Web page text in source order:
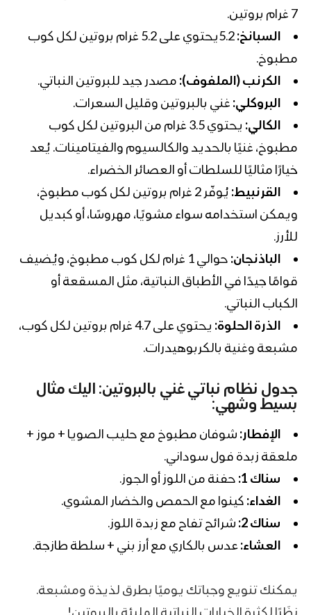
7 غرام بروتين.
السبانخ:
5.2يحتوي على 5.2 غرام بروتين لكل كوب
مطبوخ.
الكرنب (الملفوف): مصدر جيد للبروتين النباتي.
البروكلي: غني بالبروتين وقليل السعرات.
الكالي:
يحتوي 3.5 غرام من البروتين لكل كوب
مطبوخ، غنيًا بالحديد والكالسيوم والفيتامينات. يُعد
خيارًا مثاليًا للسلطات أو العصائر الخضراء.
القرنبيط:
يُوفّر 2 غرام بروتين لكل كوب مطبوخ،
ويمكن استخدامه سواء مشويًا، مهروسًا، أو كبديل
للأرز.
الباذنجان:
حوالي 1 غرام لكل كوب مطبوخ، ويُضيف
قوامًا جيدًا في الأطباق النباتية، مثل المسقعة أو
الكباب النباتي.
الذرة الحلوة:
يحتوي على 4.7 غرام بروتين لكل كوب،
مشبعة وغنية بالكربوهيدرات.
جدول نظام نباتيغني بالبروتين: اليك مثال
بسيط وشهي:
الإفطار: شوفان مطبوخ مع حليب الصويا + موز +
ملعقة زبدة فول سوداني.
سناك 1:
حفنة من اللوز أو الجوز.
الغداء: كينوا مع الحمص والخضار المشوي.
سناك 2:
شرائح تفاح مع زبدة اللوز.
العشاء:عدس بالكاري مع أرز بني + سلطة طازجة.
يمكنك تنويع وجباتك يوميًا بطرق لذيذة ومشبعة.
نظَرًا لكثرة الخيارات النباتية المليئة بالبروتين!